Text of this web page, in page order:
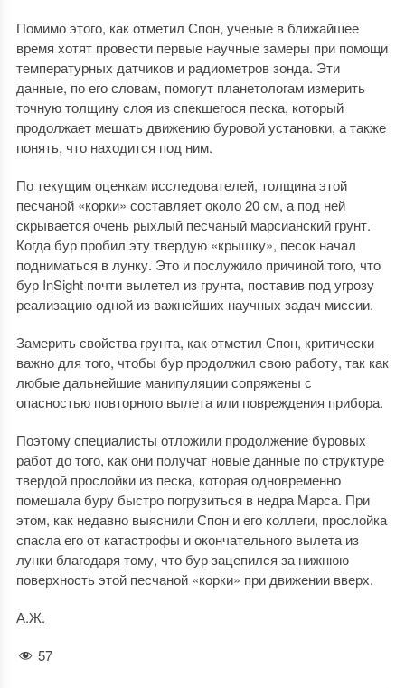
Помимо этого, как отметил Спон, ученые в ближайшее
время хотят провести первые научные замеры при помощи
температурных датчиков и радиометров зонда. Эти
данные, по его словам, помогут планетологам измерить
точную толщину слоя из спекшегося песка, который
продолжает мешать движению буровой установки, а также
понять, что находится под ним.
По текущим оценкам исследователей, толщина этой
песчаной «корки» составляет около 20 см, а под ней
скрывается очень рыхлый песчаный марсианский грунт.
Когда бур пробил эту твердую «крышку», песок начал
подниматься в лунку. Это и послужило причиной того, что
бур InSight почти вылетел из грунта, поставив под угрозу
реализацию одной из важнейших научных задач миссии.
Замерить свойства грунта, как отметил Спон, критически
важно для того, чтобы бур продолжил свою работу, так как
любые дальнейшие манипуляции сопряжены с
опасностью повторного вылета или повреждения прибора.
Поэтому специалисты отложили продолжение буровых
работ до того, как они получат новые данные по структуре
твердой прослойки из песка, которая одновременно
помешала буру быстро погрузиться в недра Марса. При
этом, как недавно выяснили Спон и его коллеги, прослойка
спасла его от катастрофы и окончательного вылета из
лунки благодаря тому, что бур зацепился за нижнюю
поверхность этой песчаной «корки» при движении вверх.
А.Ж.
57